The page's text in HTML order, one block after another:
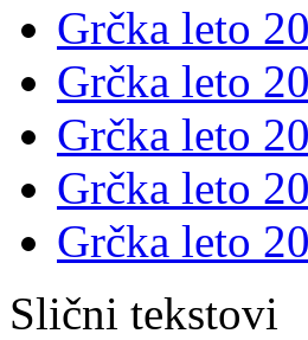
Grčka leto
Grčka leto
Grčka leto
Grčka leto
Grčka leto
Slični tekstovi